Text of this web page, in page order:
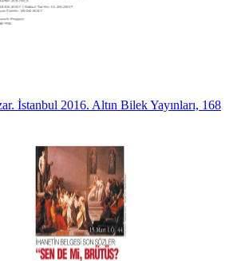
İstanbul 2016. Altın Bilek Yayınları, 168